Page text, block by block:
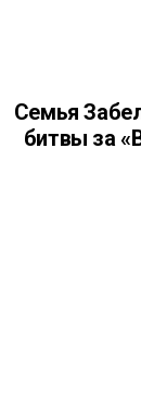
Семья
битвы за